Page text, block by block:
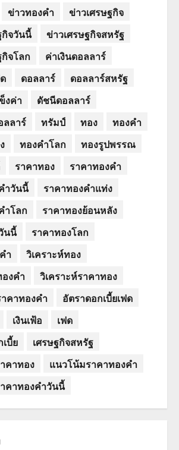
ข่าวทองคำ
ข่าวเศรษฐกิจ
กิจวันนี้
ข่าวเศรษฐกิจสหรัฐ
จโลก
ค่าเงินดอลลาร์
ดอลลาร์
ดอลลาร์สหรัฐ
งค่า
ดัชนีดอลลาร์
ลลาร์
ทรัมป์ ทอง
ทองคำ
ทองคำโลก
ทองรูปพรรณ
ราคาทอง
ราคาทองคำ
ำวันนี้
ราคาทองคำแท่ง
ำโลก
ราคาทองย้อนหลัง
นนี้
ราคาทองโลก
ำ
วิเคราะห์ทอง
งคำ
วิเคราะห์ราคาทอง
คาทองคำ
อัตราดอกเบี้ยเฟด
เงินเฟ้อ
เฟด
บี้ย
เศรษฐกิจสหรัฐ
คาทอง
แนวโน้มราคาทองคำ
คาทองคำวันนี้